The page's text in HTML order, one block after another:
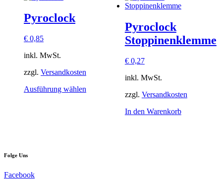
Pyroclock
€ 0,85
inkl. MwSt.
zzgl. Versandkosten
Ausführung wählen
Pyroclock
Stoppinenklemme
€0,27
inkl. MwSt.
zzgl. Versandkosten
In den Warenkorb
Folge Uns
Facebook